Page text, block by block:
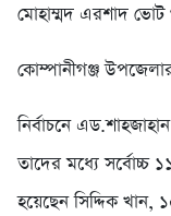
মোহাম্মদ এরশাদ
কোম্পানীগঞ্জ
নির্বাচনে
তাদের মধ্যে
হয়েছেন সিদ্দিক